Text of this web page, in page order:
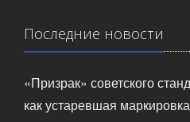
Последние новости
«Призрак» советского
как устаревшая маркировка